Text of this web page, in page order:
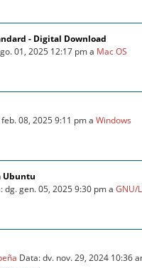
- Digital Download
01, 2025 12:17 pm a Mac OS
feb. 08, 2025 9:11 pm aWindows
Ubuntu
dg. gen. 05, 2025 9:30 pm aGNU/
Data: dv. nov. 29, 2024 10:36